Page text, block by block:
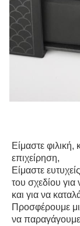
Είμαστε
επιχείρηση,
Είμαστε
του σχεδίου
και για να
Προσφέρουμε
να παραγάγουμε